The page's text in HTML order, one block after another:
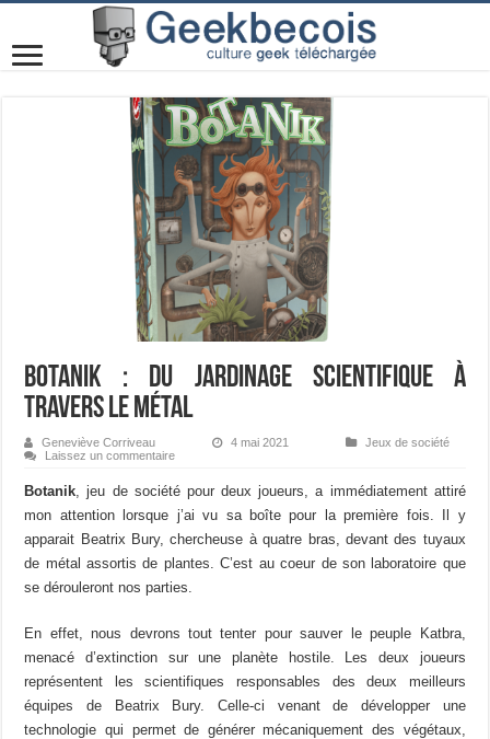
Botanik : du jardinage scientifique à
travers le métal
Geneviève Corriveau 4 mai 2021
Jeux de société
Laissez un commentaire
Botanik , jeu de société pour deux joueurs, a immédiatement attiré
mon attention lorsque j’ai vu sa boîte pour la première fois. Il y
apparait Beatrix Bury, chercheuse à quatre bras, devant des tuyaux
de métal assortis de plantes. C’est au coeur de son laboratoire que
se dérouleront nos parties.
En effet, nous devrons tout tenter pour sauver le peuple Katbra,
menacé d’extinction sur une planète hostile. Les deux joueurs
représentent les scientifiques responsables des deux meilleurs
équipes de Beatrix Bury. Celle-ci venant de développer une
technologie qui permet de générer mécaniquement des végétaux,